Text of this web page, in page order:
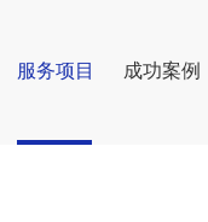
服务项目 成功案例